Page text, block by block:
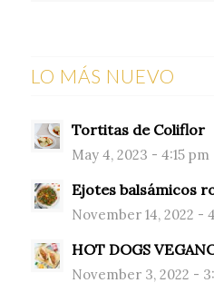
LO MÁS NUEVO
Tortitas de Coliflor
May 4, 2023 - 4:15 pm
Ejotes balsámicos
November 14, 2022 -
HOT DOGS
November 3, 2022 -